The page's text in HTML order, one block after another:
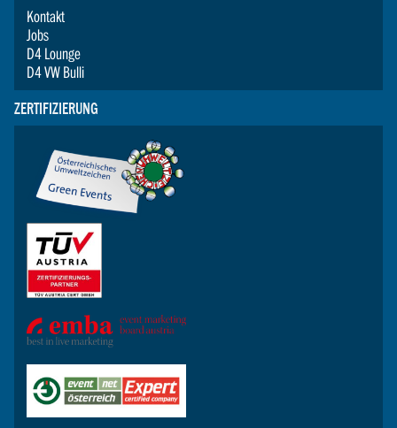
Kontakt
Jobs
D4 Lounge
D4 VW Bulli
ZERTIFIZIERUNG